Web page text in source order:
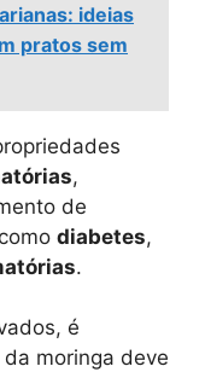
ideias
pratos sem
,
de
diabetes,
.
é
moringa deve